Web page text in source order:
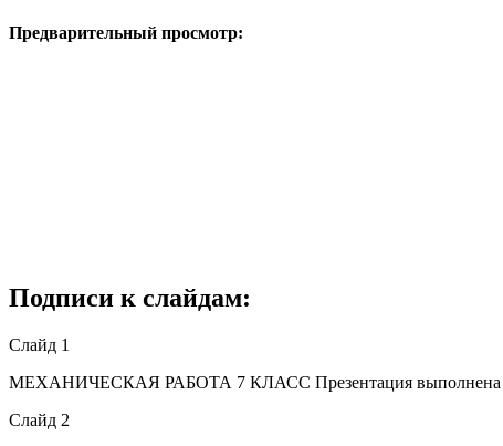
Предварительный просмотр:
Подписи к слайдам:
Слайд 1
МЕХАНИЧЕСКАЯ РАБОТА 7 КЛАСС Презентация выполнена
Слайд 2